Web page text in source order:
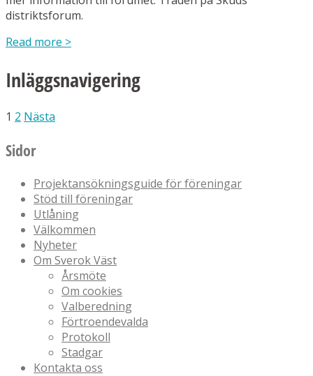
distriktsforum.
Read more >
Inläggsnavigering
1 2 Nästa
Sidor
Projektansökningsguide för föreningar
Stöd till föreningar
Utlåning
Välkommen
Nyheter
Om Sverok Väst
Årsmöte
Om cookies
Valberedning
Förtroendevalda
Protokoll
Stadgar
Kontakta oss